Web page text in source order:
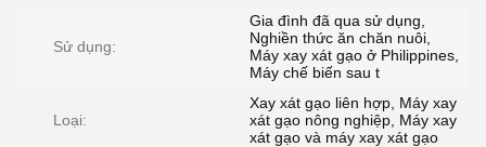
Sử dụng:
Gia đình đã qua sử dụng,
Nghiền thức ăn chăn nuôi,
Máy xay xát gạo ở Philippines,
Máy chế biến sau t
Loại:
Xay xát gạo liên hợp, Máy xay
xát gạo nông nghiệp, Máy xay
xát gạo và máy xay xát gạo